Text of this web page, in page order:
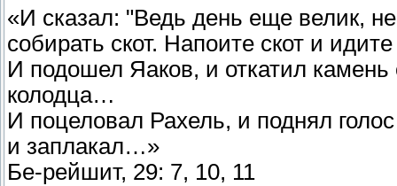
«И сказал: "Ведь день еще велик,
собирать скот. Напоите скот и
И подошел Яаков, и откатил камень
колодца…
И поцеловал Рахель, и поднял
и заплакал…»
Бе-рейшит, 29: 7, 10, 11